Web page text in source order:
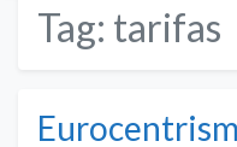
Tag: tarifas